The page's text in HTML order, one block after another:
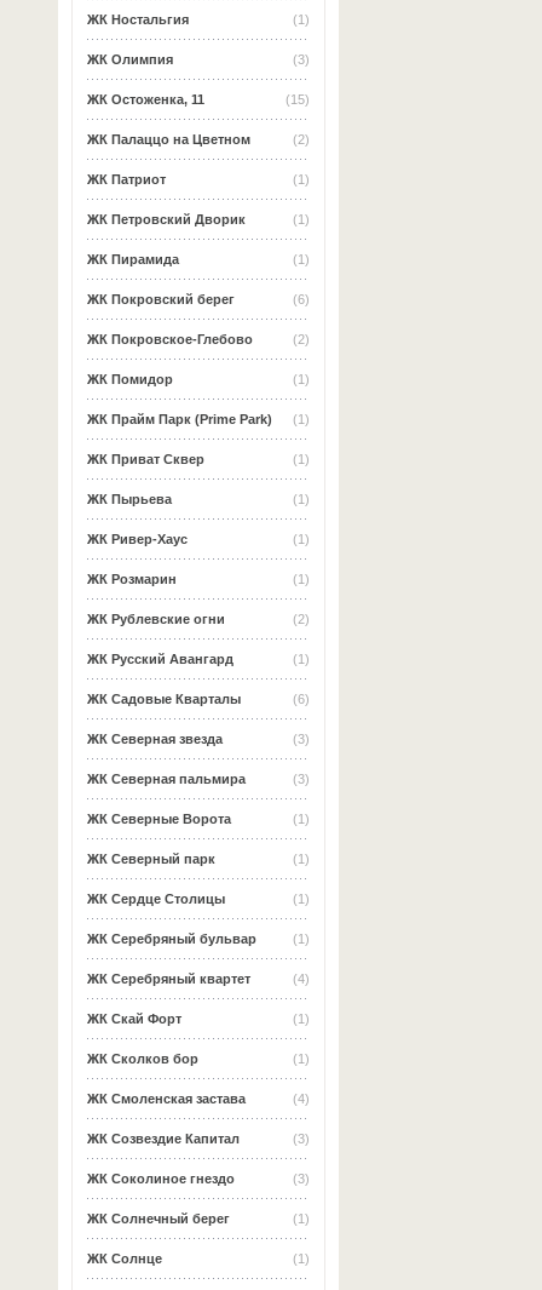
(1)
ЖК Ностальгия
(3)
ЖК Олимпия
(15)
ЖК Остоженка, 11
(2)
ЖК Палаццо на Цветном
(1)
ЖК Патриот
(1)
ЖК Петровский Дворик
(1)
ЖК Пирамида
(6)
ЖК Покровский берег
(2)
ЖК Покровское-Глебово
(1)
ЖК Помидор
(1)
ЖК Прайм Парк (Prime Park)
(1)
ЖК Приват Сквер
(1)
ЖК Пырьева
(1)
ЖК Ривер-Хаус
(1)
ЖК Розмарин
(2)
ЖК Рублевские огни
(1)
ЖК Русский Авангард
(6)
ЖК Садовые Кварталы
(3)
ЖК Северная звезда
(3)
ЖК Северная пальмира
(1)
ЖК Северные Ворота
(1)
ЖК Северный парк
(1)
ЖК Сердце Столицы
(1)
ЖК Серебряный бульвар
(4)
ЖК Серебряный квартет
(1)
ЖК Скай Форт
(1)
ЖК Сколков бор
(4)
ЖК Смоленская застава
(3)
ЖК Созвездие Капитал
(3)
ЖК Соколиное гнездо
(1)
ЖК Солнечный берег
(1)
ЖК Солнце